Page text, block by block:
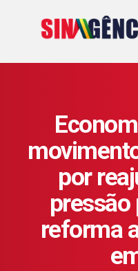
por
pressão
reforma